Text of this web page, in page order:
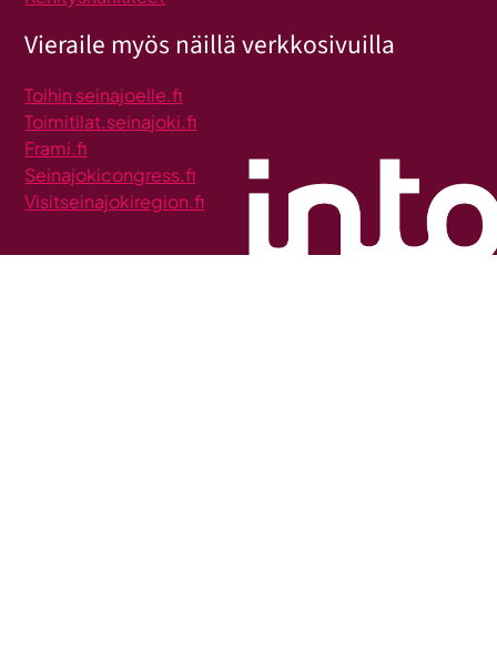
Vieraile myös näillä verkkosivuilla
Toihin seinajoelle.fi
Toimitilat.seinajoki.fi
Frami.fi
Seinajokicongress.fi
Visitseinajokiregion.fi